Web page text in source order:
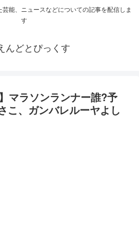
能、ニュースなどについての記事を配信しま
す
んどとぴっくす
マラソンランナー誰?予
こ、ガンバレルーヤよし